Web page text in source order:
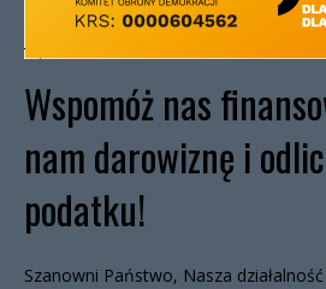
Wspomóż nas
nam darowiznę i
podatku!
Szanowni Państwo, Nasza